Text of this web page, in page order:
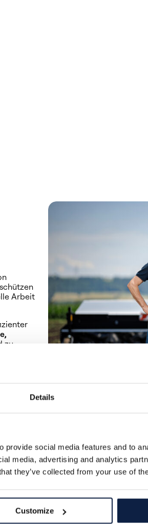
Details
provide social media features and to
media, advertising and analytics
they’ve collected from your use of
Customize
Arbeit
zu